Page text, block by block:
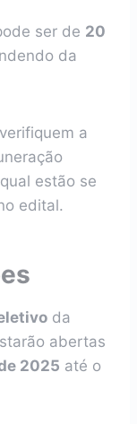
ser de 20
da
a
estão se
edital.
da
abertas
2025 até o